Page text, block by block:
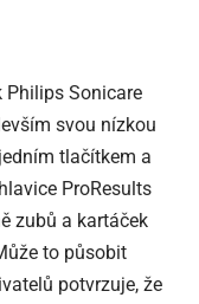
Sonicare
svou nízkou
tlačítkem a
ProResults
zubů a kartáček
to působit
potvrzuje, že